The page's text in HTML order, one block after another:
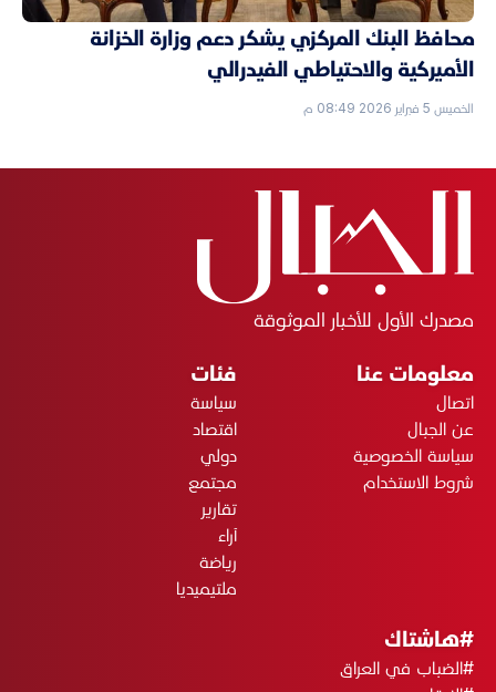
محافظ البنك المركزي يشكر دعم وزارة الخزانة
الأميركية والاحتياطي الفيدرالي
الخميس 5 فبراير 2026 08:49 م
مصدرك الأول للأخبار الموثوقة
معلومات عنا
اتصال
عن الجبال
سياسة الخصوصية
شروط الاستخدام
فئات
سياسة
اقتصاد
دولي
مجتمع
تقارير
آراء
رياضة
ملتيميديا
#هاشتاك
#الضباب في العراق